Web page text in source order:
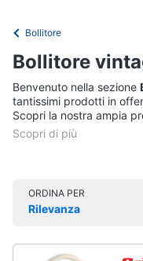
Informatica
Telefonia
Tv
Cinema
home
Cantinetta
Vino
Congelatore
a
pozzetto
Vedi
tutti
Cappe
elettrodomestici
Bollitore
Bollitore
Benvenuto nella sezione
tantissimi prodotti in
Scopri la nostra ampia
comodamente online.
ORDINA PER
Rilevanza